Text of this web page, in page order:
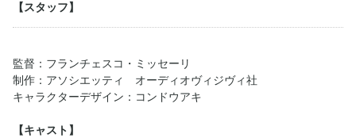
【スタッフ】
監督：フランチェスコ・ミッセーリ
制作：アソシエッティ オーディオヴィジヴィ社
キャラクターデザイン：コンドウアキ
【キャスト】